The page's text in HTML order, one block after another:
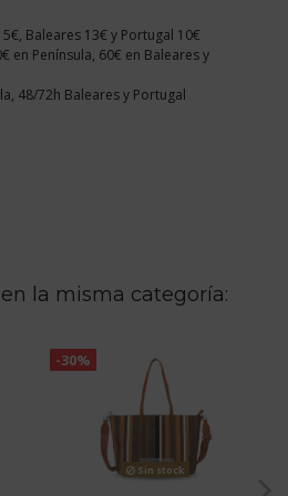
Baleares 13€ y Portugal 10€
en Península, 60€ en Baleares y
48/72h Baleares y Portugal
la misma categoría:
-30%
Sin stock